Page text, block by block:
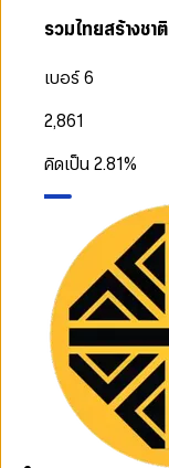
รวมไทยสร้างชาติ
เบอร์ 6
2,861
คิดเป็น2.81%